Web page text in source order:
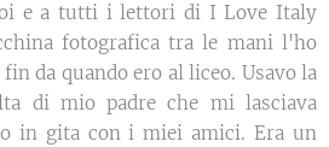
e a tutti i lettori di I Love Italy
fotografica tra le mani l'ho
da quando ero al liceo. Usavo la
di mio padre che mi lasciava
in gita con i miei amici. Era un